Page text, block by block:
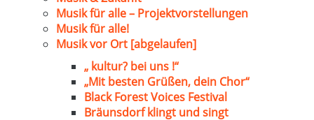
Musik für alle – Projektvorstellungen
Musik für alle!
Musik vor Ort [abgelaufen]
„ kultur? bei uns !“
„Mit besten Grüßen, dein Chor“
Black Forest Voices Festival
Bräunsdorf klingt und singt